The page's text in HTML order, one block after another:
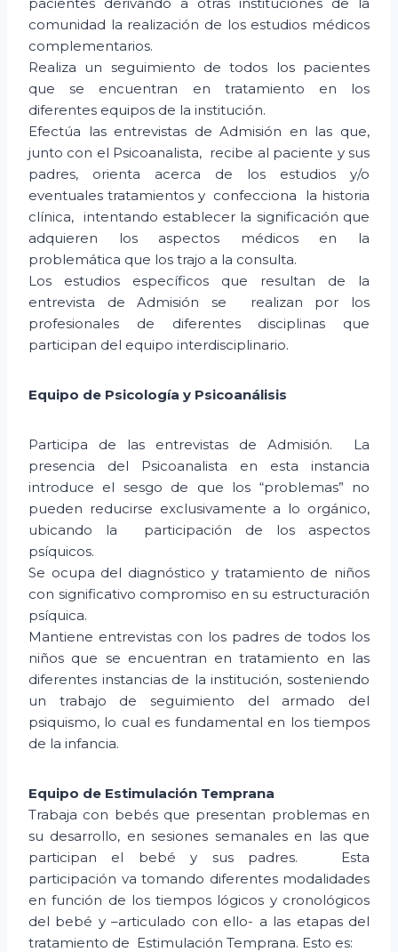
comunidad la realización de los estudios médicos
complementarios.
Realiza un seguimiento de todos los pacientes
que se encuentran en tratamiento en los
diferentes equipos de la institución.
Efectúa las entrevistas de Admisión en las que,
junto con el Psicoanalista, recibe al paciente y sus
padres, orienta acerca de los estudios y/o
eventuales tratamientos y confecciona la historia
clínica, intentando establecer la significación que
adquieren los aspectos médicos en la
problemática que los trajo a la consulta.
Los estudios específicos que resultan de la
entrevista de Admisión se realizan por los
profesionales de diferentes disciplinas que
participan del equipo interdisciplinario.
Equipo de Psicología y Psicoanálisis
Participa de las entrevistas de Admisión. La
presencia del Psicoanalista en esta instancia
introduce el sesgo de que los “problemas” no
pueden reducirse exclusivamente a lo orgánico,
ubicando la participación de los aspectos
psíquicos.
Se ocupa del diagnóstico y tratamiento de niños
con significativo compromiso en su estructuración
psíquica.
Mantiene entrevistas con los padres de todos los
niños que se encuentran en tratamiento en las
diferentes instancias de la institución, sosteniendo
un trabajo de seguimiento del armado del
psiquismo, lo cual es fundamental en los tiempos
de la infancia.
Equipo de Estimulación Temprana
Trabaja con bebés que presentan problemas en
su desarrollo, en sesiones semanales en las que
participan el bebé y sus padres. Esta
participación va tomando diferentes modalidades
en función de los tiempos lógicos y cronológicos
del bebé y –articulado con ello- a las etapas del
tratamiento de Estimulación Temprana. Esto es: